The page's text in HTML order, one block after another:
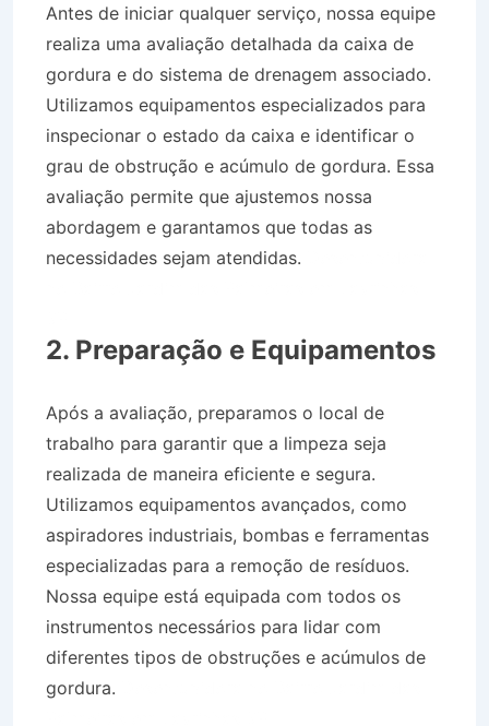
Antes de iniciar qualquer serviço, nossa equipe
realiza uma avaliação detalhada da caixa de
gordura e do sistema de drenagem associado.
Utilizamos equipamentos especializados para
inspecionar o estado da caixa e identificar o
grau de obstrução e acúmulo de gordura. Essa
avaliação permite que ajustemos nossa
abordagem e garantamos que todas as
necessidades sejam atendidas.
2. Preparação e Equipamentos
Após a avaliação, preparamos o local de
trabalho para garantir que a limpeza seja
realizada de maneira eficiente e segura.
Utilizamos equipamentos avançados, como
aspiradores industriais, bombas e ferramentas
especializadas para a remoção de resíduos.
Nossa equipe está equipada com todos os
instrumentos necessários para lidar com
diferentes tipos de obstruções e acúmulos de
gordura.